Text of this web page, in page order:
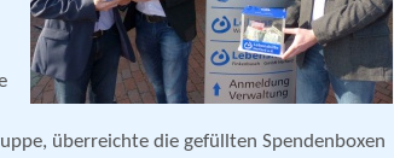
überreichte die gefüllten Spendenboxen